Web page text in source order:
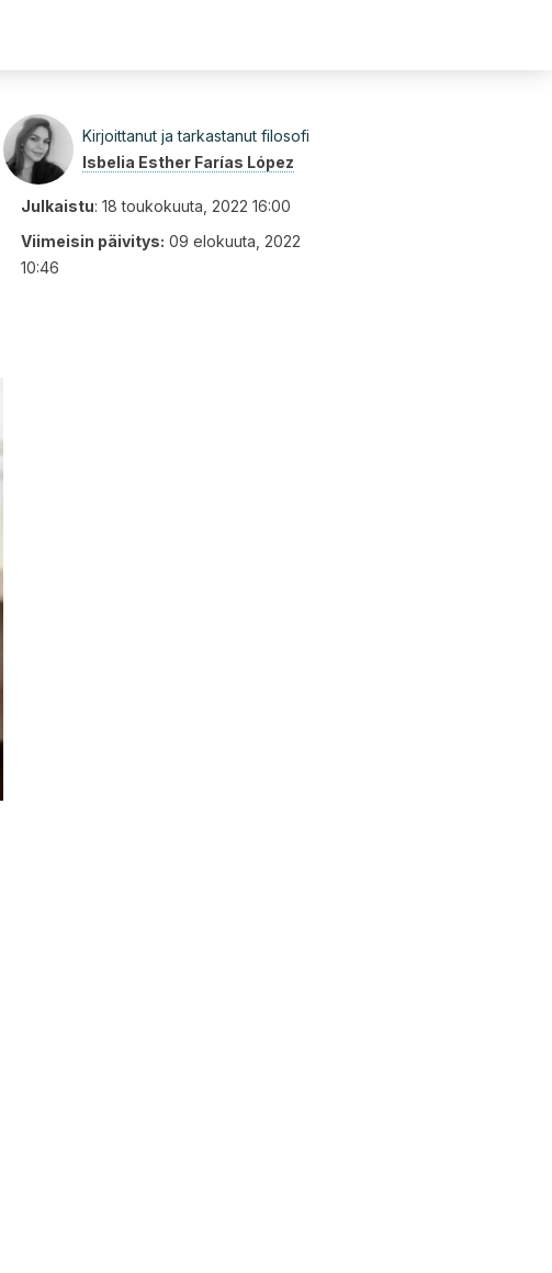
Kirjoittanut ja tarkastanut filosofi
Isbelia Esther Farías López
Julkaistu: 18 toukokuuta, 2022 16:00
Viimeisin päivitys: 09 elokuuta, 2022
10:46